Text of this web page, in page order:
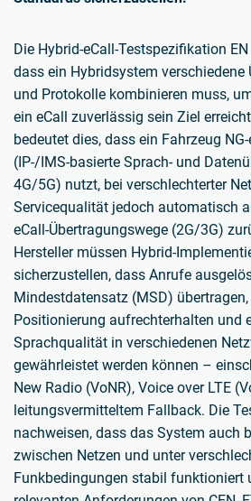
Die Hybrid-eCall-Testspezifikation
dass ein Hybridsystem verschiedene
und Protokolle kombinieren muss,
ein eCall zuverlässig sein Ziel
bedeutet dies, dass ein Fahrzeug
(IP-/IMS-basierte Sprach- und
4G/5G) nutzt, bei verschlechterter
Servicequalität jedoch automatisch
eCall-Übertragungswege (2G/3G)
Hersteller müssen Hybrid-
sicherzustellen, dass Anrufe
Mindestdatensatz (MSD) übertragen,
Positionierung aufrechterhalten und
Sprachqualität in verschiedenen
gewährleistet werden können –
New Radio (VoNR), Voice over LTE
leitungsvermitteltem Fallback. Die
nachweisen, dass das System auch
zwischen Netzen und unter
Funkbedingungen stabil funktioniert